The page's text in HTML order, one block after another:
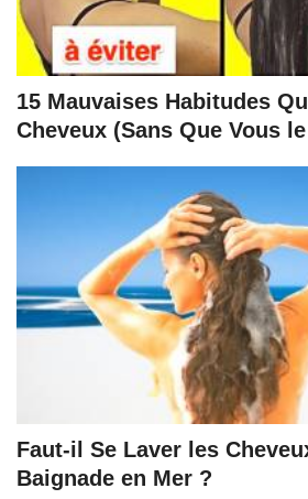
15 Mauvaises Habitudes
Cheveux (Sans Que Vous
Faut-il Se Laver les
Baignade en Mer ?